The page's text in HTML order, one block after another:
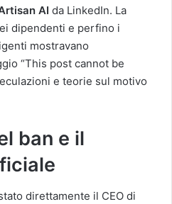
AI da LinkedIn. La
dipendenti e perfino i
mostravano
“This post cannot be
e teorie sul motivo
ban e il
direttamente il CEO di